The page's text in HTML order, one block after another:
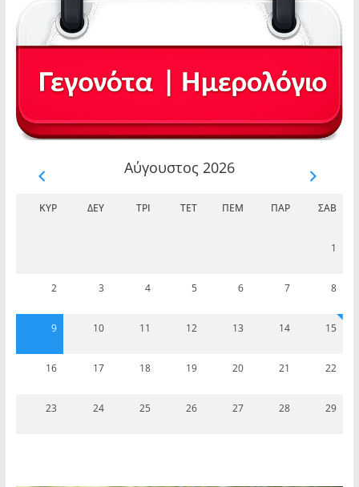
Αύγουστος 2026
ΚΥΡ ΔΕΥ ΤΡΊ ΤΕΤ ΠΈΜ ΠΑΡ ΣΆΒ
1
2 3 4 5 6 7 8
9 10 11 12 13 14 15
16 17 18 19 20 21 22
23 24 25 26 27 28 29